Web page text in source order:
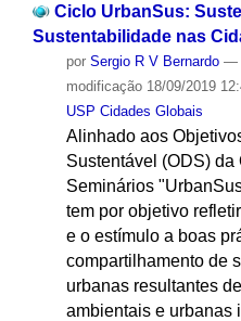
Ciclo UrbanSus:
Sustentabilidade nas
por Sergio R V Bernardo —
modificação18/09/2019
USP Cidades Globais
Alinhado aos
Sustentável (ODS)
Seminários
tem por objetivo
e o estímulo a boas
compartilhamento de
urbanas resultantes
ambientais e urbanas